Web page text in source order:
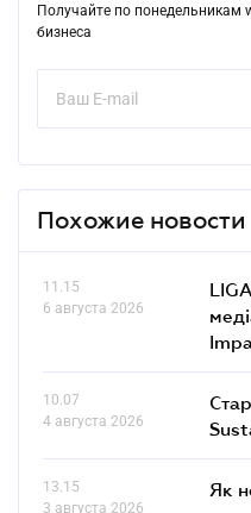
Получайте по понедельникам
бизнеса
Похожие новости
11.15
6 августа 2026
10.07
4 августа 2026
13.15
3 августа 2026
Як